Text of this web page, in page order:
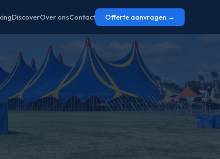
DiscoverOver onsContact Offerte aanvragen →